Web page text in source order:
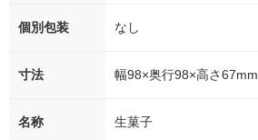
個別包装 なし
寸法 幅98×奥行98×高さ67mm
名称 生菓子